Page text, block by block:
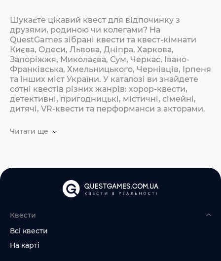
Шукаєте цікавий квест для відпочинку з
друзями, родиною чи колегами? На
QuestGames зібрані квести та квест-кімнати
Києва, Одеси, Львова, Дніпра, Харкова,
Запоріжжя, Миколаєва, Сум, Черкас, Івано-
Франківська, Хмельницького, Чернівців, Ірпеня
та інших міст України. У каталозі ви знайдете
сотні квестів різних жанрів: хорор-квести,
детективні, пригодницькі, містичні, сімейні,
дитячі, VR-квести та перформанси з акторами.
Читати ще
Квести
Всі квести
На карті